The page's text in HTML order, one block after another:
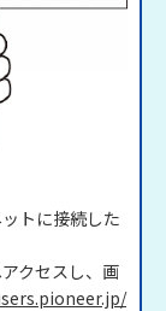
トに接続した
クセスし、画